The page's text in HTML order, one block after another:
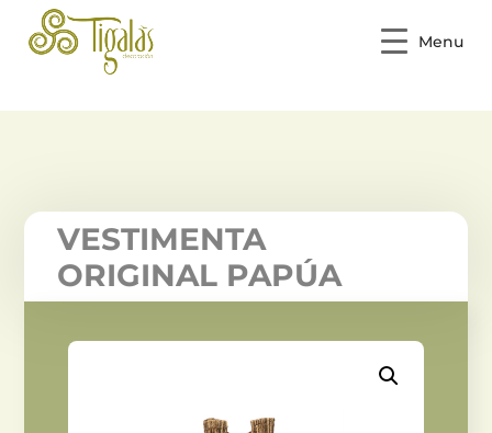
Menu
VESTIMENTA
ORIGINAL PAPÚA